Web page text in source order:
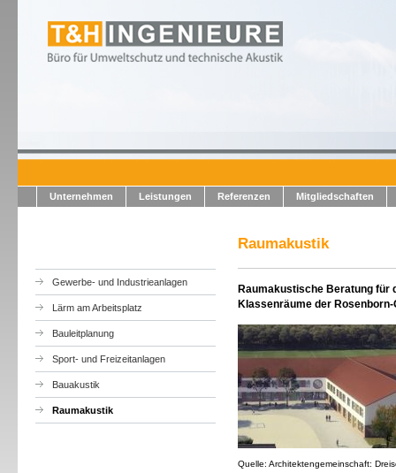
Unternehmen Leistungen Referenzen Mitgliedschaften
Gewerbe- und Industrieanlagen
Lärm am Arbeitsplatz
Bauleitplanung
Sport- und Freizeitanlagen
Bauakustik
Raumakustik
Raumakustik
Raumakustische Beratung für
Klassenräume der
Quelle: Architektengemeinschaft: